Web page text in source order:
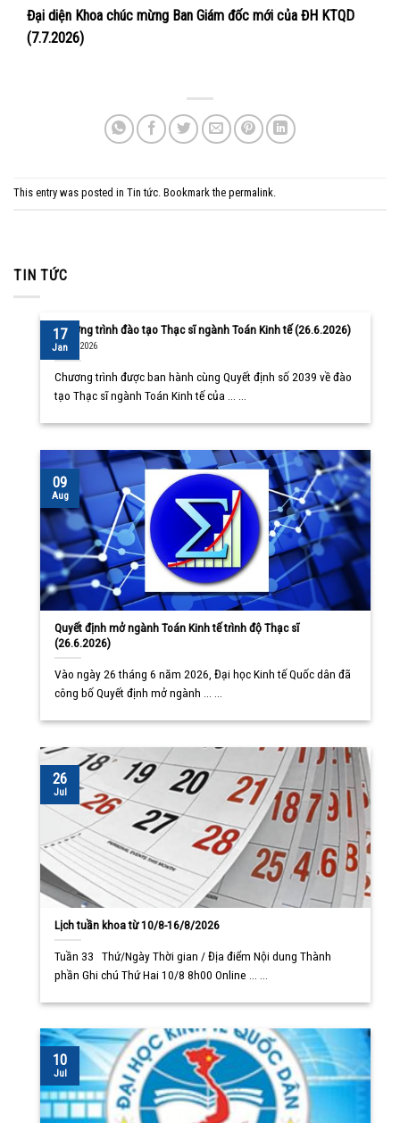
Đại diện Khoa chúc mừng Ban Giám đốc mới của ĐH KTQD
(7.7.2026)
This entry was posted in Tin tức . Bookmark the permalink
TIN TỨC
Chương trình đào tạo Thạc sĩ ngành Toán Kinh tế (26.6.2026)
10/08/2026
Chương trình được ban hành cùng Quyết định số 2039 về đào
tạo Thạc sĩ ngành Toán Kinh tế của ... ...
17
Jan
Quyết định mở ngành Toán Kinh tế trình độ Thạc sĩ
(26.6.2026)
Vào ngày 26 tháng 6 năm 2026, Đại học Kinh tế Quốc dân đã
công bố Quyết định mở ngành ... ...
09
Aug
Lịch tuần khoa từ 10/8-16/8/2026
Tuần 33 Thứ/Ngày Thời gian / Địa điểm Nội dung Thành
phần Ghi chú Thứ Hai 10/8 8h00 Online ... ...
26
Jul
10
Jul